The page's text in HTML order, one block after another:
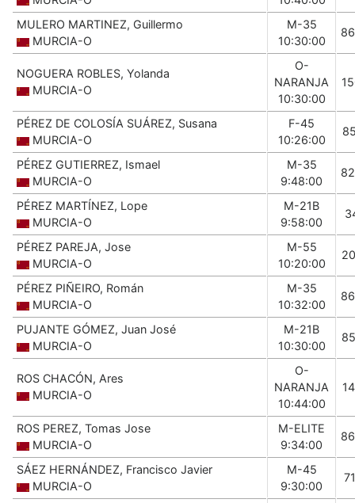
MULERO MARTINEZ, Guillermo
MURCIA-O
M-35
10:30:00
NOGUERA ROBLES, Yolanda
MURCIA-O
O-
NARANJA
10:30:00
PÉREZ DE COLOSÍA SUÁREZ, Susana
MURCIA-O
F-45
10:26:00
PÉREZ GUTIERREZ, Ismael
MURCIA-O
M-35
9:48:00
PÉREZ MARTÍNEZ, Lope
MURCIA-O
M-21B
9:58:00
PÉREZ PAREJA, Jose
MURCIA-O
M-55
10:20:00
PÉREZ PIÑEIRO, Román
MURCIA-O
M-35
10:32:00
PUJANTE GÓMEZ, Juan José
MURCIA-O
M-21B
10:30:00
ROS CHACÓN, Ares
MURCIA-O
O-
NARANJA
10:44:00
ROS PEREZ, Tomas Jose
MURCIA-O
M-ELITE
9:34:00
SÁEZ HERNÁNDEZ, Francisco Javier
MURCIA-O
M-45
9:30:00